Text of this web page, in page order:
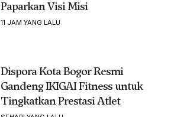
Paparkan Visi Misi
11 JAM YANG LALU
Dispora Kota Bogor Resmi
Gandeng IKIGAI Fitness untuk
Tingkatkan Prestasi Atlet